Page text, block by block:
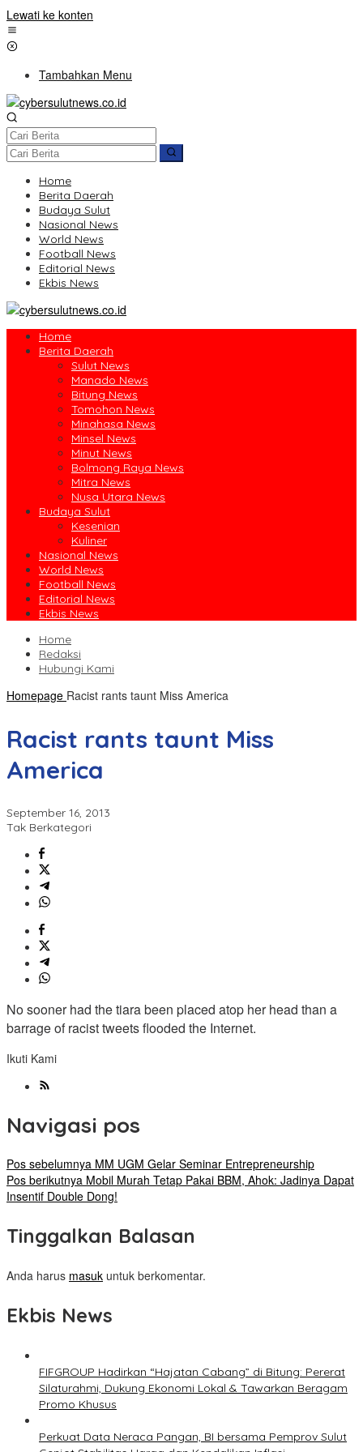
Lewati ke konten
Tambahkan Menu
Home
Berita Daerah
Budaya Sulut
Nasional News
World News
Football News
Editorial News
Ekbis News
Home
Berita Daerah
Sulut News
Manado News
Bitung News
Tomohon News
Minahasa News
Minsel News
Minut News
Bolmong Raya News
Mitra News
Nusa Utara News
Budaya Sulut
Kesenian
Kuliner
Nasional News
World News
Football News
Editorial News
Ekbis News
Home
Redaksi
Hubungi Kami
Homepage Racist rants taunt Miss America
Racist rants taunt Miss
America
September 16, 2013
Tak Berkategori
No sooner had the tiara been placed atop her head than a
barrage of racist tweets flooded the Internet.
Ikuti Kami
Navigasi pos
Pos sebelumnya MM UGM Gelar Seminar Entrepreneurship
Pos berikutnya Mobil Murah Tetap Pakai BBM, Ahok: Jadinya Dapat
Insentif Double Dong!
Tinggalkan Balasan
Anda harus masuk untuk berkomentar.
Ekbis News
FIFGROUP Hadirkan “Hajatan Cabang” di Bitung: Pererat
Silaturahmi, Dukung Ekonomi Lokal & Tawarkan Beragam
Promo Khusus
Perkuat Data Neraca Pangan, BI bersama Pemprov Sulut